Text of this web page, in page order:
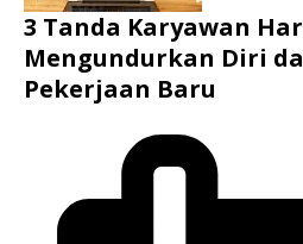
3 Tanda Karyawan
Mengundurkan Diri
Pekerjaan Baru